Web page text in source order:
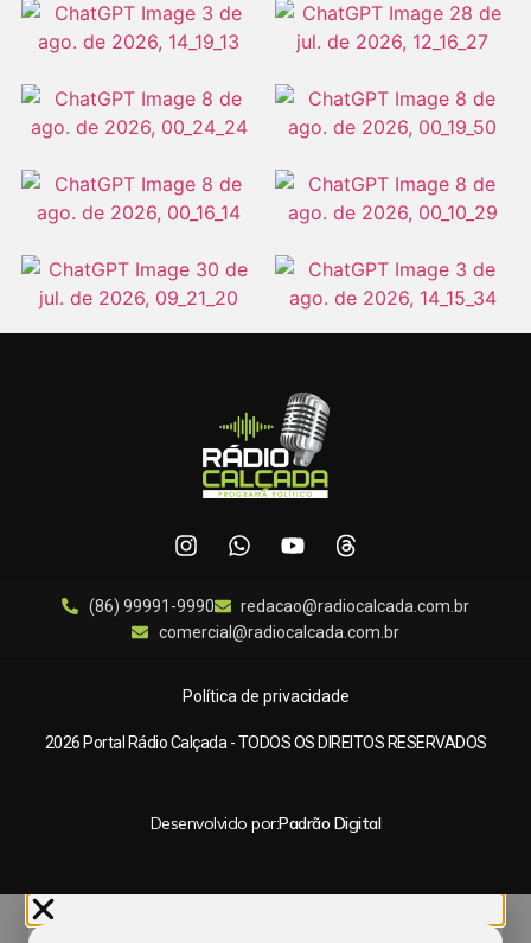
(86) 99991-9990
redacao@radiocalcada.com.br
comercial@radiocalcada.com.br
Política de privacidade
2026 Portal Rádio Calçada - TODOS OS DIREITOS RESERVADOS
Desenvolvido por:Padrão Digital